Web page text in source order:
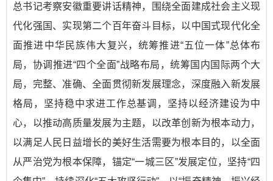
总书记考察安徽重要讲话精神，围绕全面建成社会主义现
代化强国、实现第二个百年奋斗目标，以中国式现代化全
面推进中华民族伟大复兴，统筹推进“五位一体”总体布
局，协调推进“四个全面”战略布局，统筹国内国际两个大
局，完整、准确、全面贯彻新发展理念，深度融入新发展
格局，坚持稳中求进工作总基调，坚持以经济建设为中
心，以推动高质量发展为主题，以改革创新为根本动力，
以满足人民日益增长的美好生活需要为根本目的，以全面
从严治党为根本保障，锚定“一城三区”发展定位，坚持“四